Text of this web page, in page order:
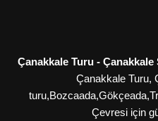
Çanakkale Turu -
Çanakkale Turu,
Çevresi için